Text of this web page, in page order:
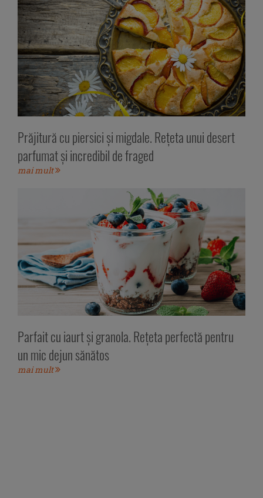
Prăjitură cu piersici și migdale. Rețeta unui desert
parfumat și incredibil de fraged
mai mult
Parfait cu iaurt și granola. Rețeta perfectă pentru
un mic dejun sănătos
mai mult